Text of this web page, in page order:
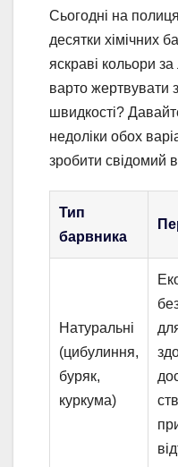
Сьогодні на
десятки хімічних
яскраві кольори
варто жертвувати
швидкості?
недоліки обох
зробити свідомий
Тип
барвника
Натуральні
(цибулиння,
буряк,
куркума)